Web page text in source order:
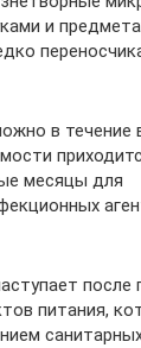
и
в течение
месяцы для
после
питания,